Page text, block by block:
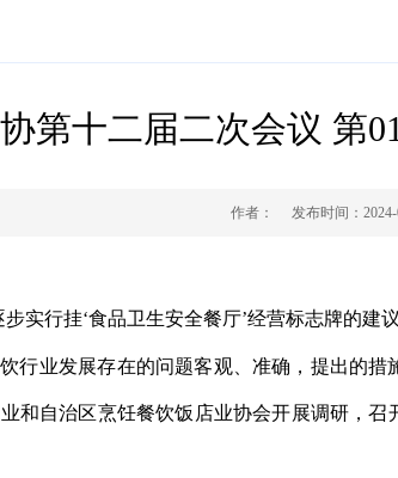
第十二届二次会议 第
作者： 发布时间：
实行挂‘食品卫生安全餐厅’经营标志牌的建
行业发展存在的问题客观、准确，提出的
和自治区烹饪餐饮饭店业协会开展调研，